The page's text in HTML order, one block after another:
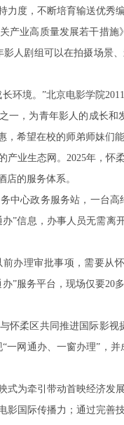
力度，不断培育输送优秀
产业高质量发展若干措
人剧组可以在拍摄场景
环境。”北京电影学院
一，为青年影人的成长和
，希望在校的师弟师妹们
产业生态网。2025年，怀
店的服务体系。
中心政务服务站，一台
”信息，办事人员无需离
办理审批事项，需要从
”服务平台，现场仅要20
怀柔区共同推进国际影
一网通办、一窗办理”，
式为牵引带动首映经济发
影国际传播力；通过完善